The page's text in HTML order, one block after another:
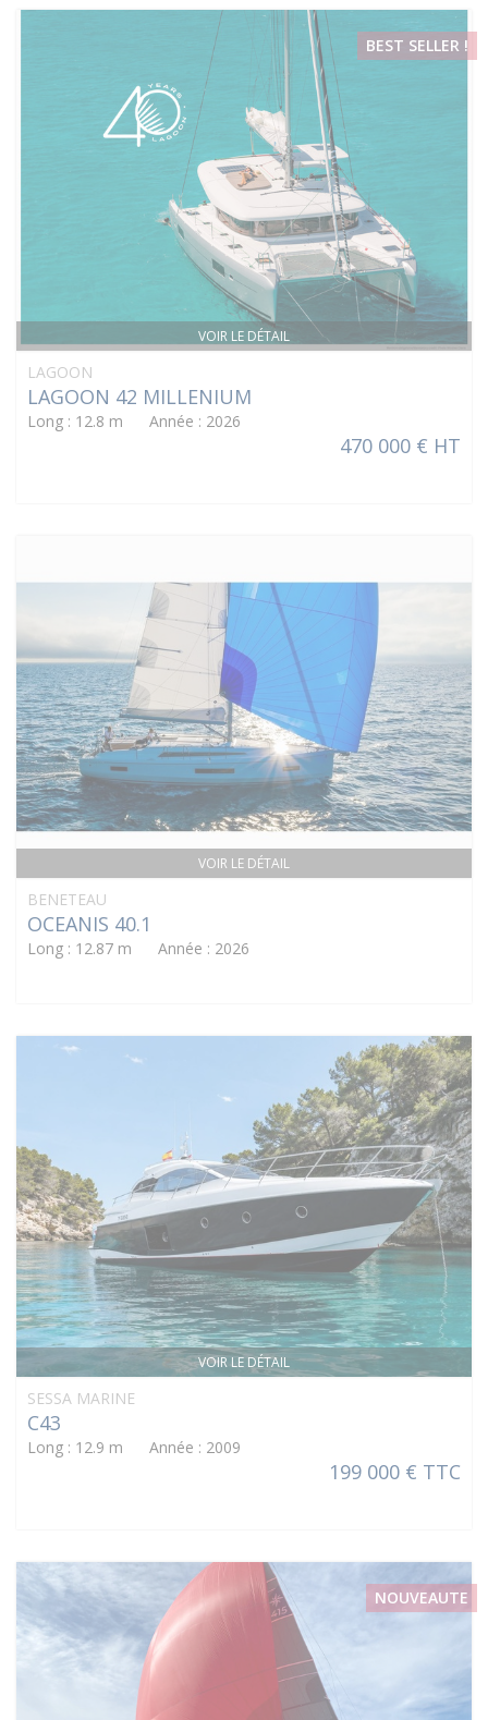
VOIR LE DÉTAIL
BEST SELLER !
LAGOON
LAGOON 42 MILLENIUM
Long : 12.8 m Année : 2026
470 000 € HT
VOIR LE DÉTAIL
BENETEAU
OCEANIS 40.1
Long : 12.87 m Année : 2026
VOIR LE DÉTAIL
SESSA MARINE
C43
Long : 12.9 m Année : 2009
199 000 € TTC
NOUVEAUTE